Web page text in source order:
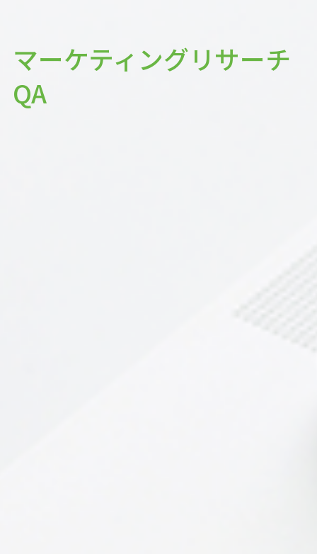
マーケティングリサーチ
QA